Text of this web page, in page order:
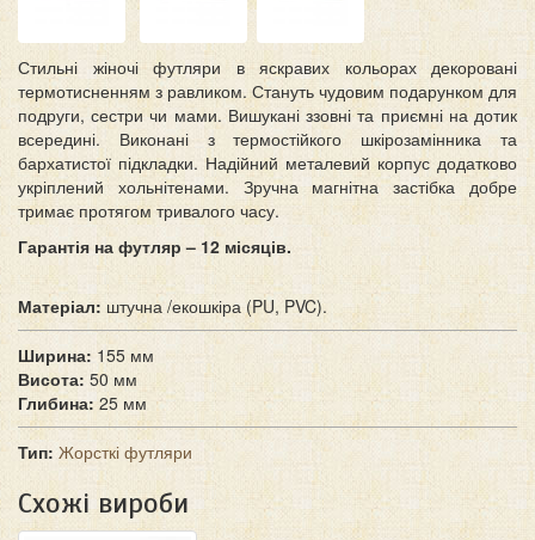
Стильні жіночі футляри в яскравих кольорах декоровані
термотисненням з равликом. Стануть чудовим подарунком для
подруги, сестри чи мами. Вишукані ззовні та приємні на дотик
всередині. Виконані з термостійкого шкірозамінника та
бархатистої підкладки. Надійний металевий корпус додатково
укріплений хольнітенами. Зручна магнітна застібка добре
тримає протягом тривалого часу.
Гарантія на футляр – 12 місяців.
Матеріал: штучна /екошкіра (PU, PVC).
Ширина: 155 мм
Висота: 50 мм
Глибина: 25 мм
Тип: Жорсткі футляри
Схожі вироби